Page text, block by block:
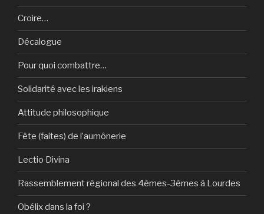
Croire…
Décalogue
Pour quoi combattre…
Solidarité avec les irakiens
Attitude philosophique
Fête (faites) de l’aumônerie
Lectio Divina
Rassemblement régional des 4èmes-3èmes à Lourdes
Obélix dans la foi ?